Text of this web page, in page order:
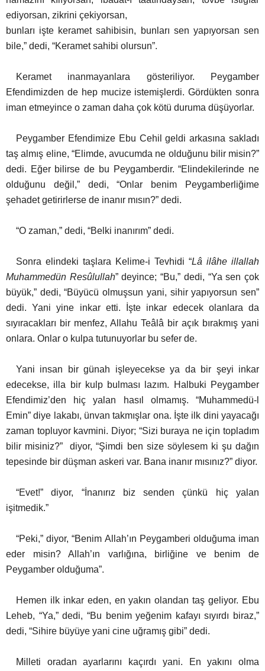
ediyorsan, zikrini çekiyorsan,
bunları işte keramet sahibisin, bunları sen yapıyorsan sen
bile,” dedi, “Keramet sahibi olursun”.
Keramet inanmayanlara gösteriliyor. Peygamber
Efendimizden de hep mucize istemişlerdi. Gördükten sonra
iman etmeyince o zaman daha çok kötü duruma düşüyorlar.
Peygamber Efendimize Ebu Cehil geldi arkasına sakladı
taş almış eline, “Elimde, avucumda ne olduğunu bilir misin?”
dedi. Eğer bilirse de bu Peygamberdir. “Elindekilerinde ne
olduğunu değil,” dedi, “Onlar benim Peygamberliğime
şehadet getirirlerse de inanır mısın?” dedi.
“O zaman,” dedi, “Belki inanırım” dedi.
Sonra elindeki taşlara Kelime-i Tevhidi “Lâ ilâhe illallah
Muhammedün Resûlullah” deyince;“Bu,” dedi, “Ya sen çok
büyük,” dedi, “Büyücü olmuşsun yani, sihir yapıyorsun sen”
dedi. Yani yine inkar etti. İşte inkar edecek olanlara da
sıyıracakları bir menfez, Allahu Teâlâ bir açık bırakmış yani
onlara. Onlar o kulpa tutunuyorlar bu sefer de.
Yani insan bir günah işleyecekse ya da bir şeyi inkar
edecekse, illa bir kulp bulması lazım. Halbuki Peygamber
Efendimiz’den hiç yalan hasıl olmamış. “Muhammedü-l
Emin” diye lakabı, ünvan takmışlar ona. İşte ilk dini yayacağı
zaman topluyor kavmini. Diyor; “Sizi buraya ne için topladım
bilir misiniz?” diyor, “Şimdi ben size söylesem ki şu dağın
tepesinde bir düşman askeri var. Bana inanır mısınız?” diyor.
“Evet!” diyor, “İnanırız biz senden çünkü hiç yalan
işitmedik.”
“Peki,” diyor, “Benim Allah’ın Peygamberi olduğuma iman
eder misin?Allah’ın varlığına, birliğine ve benim de
Peygamber olduğuma”.
Hemen ilk inkar eden, en yakın olandan taş geliyor. Ebu
Leheb, “Ya,” dedi, “Bu benim yeğenim kafayı sıyırdı biraz,”
dedi, “Sihire büyüye yani cine uğramış gibi” dedi.
Milleti oradan ayarlarını kaçırdı yani. En yakını olma